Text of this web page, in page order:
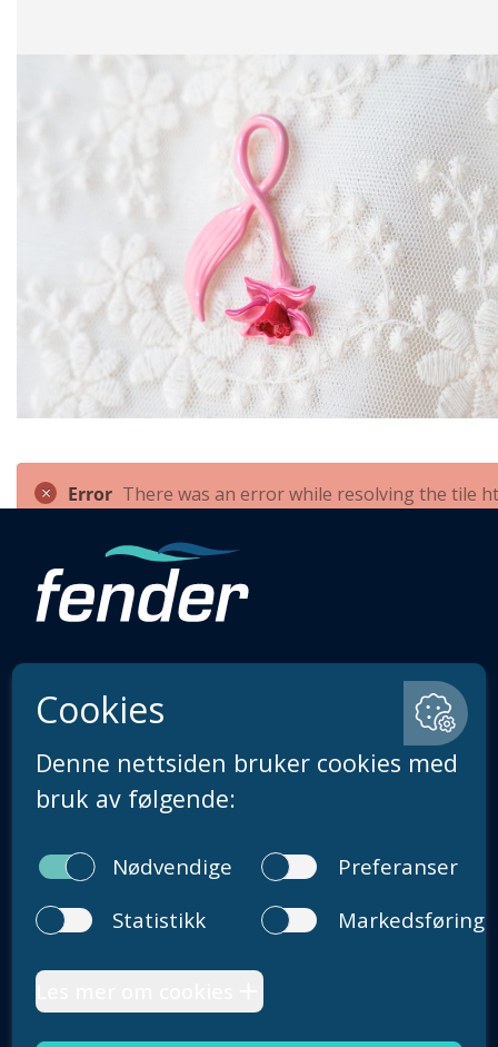
Error There was an error while resolving the tile
Sentralbord: + 47 55 33 28 00
Åpningstider på telefon er mandag-fredag 09.00–
14.00
post@fender.no
Om oss
Karriere
Fenderposten